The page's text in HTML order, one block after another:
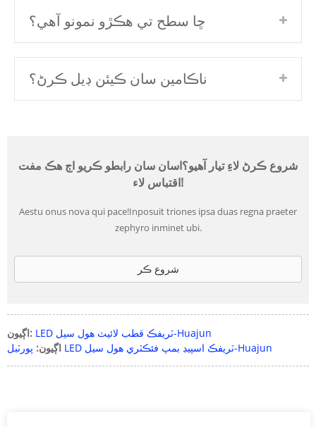
ڇا سطح تي ھڪڙو نمونو آھي؟
ناڪامين سان ڪيئن ڊيل ڪرڻ؟
شروع ڪرڻ لاءِ تيار آهيو؟اسان سان رابطو ڪريو اڄ هڪ مفت
اقتباس لاء!
Aestu onus nova qui pace!Inposuit triones ipsa duas regna praeter
zephyro inminet ubi.
شروع ڪر
اڳيون:
LED ٽريفڪ قطب لائيٽ هول سيل-Huajun
اڳيون:
پورٽبل LED ٽريفڪ اسپيڊ بمپ فئڪٽري هول سيل-Huajun